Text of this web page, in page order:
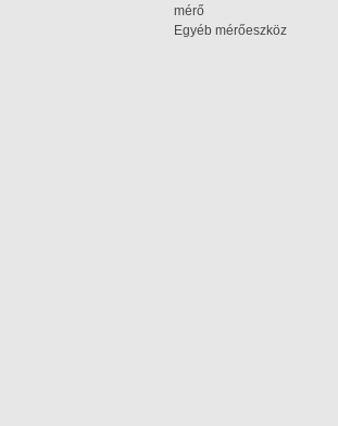
mérő
Egyéb mérőeszköz